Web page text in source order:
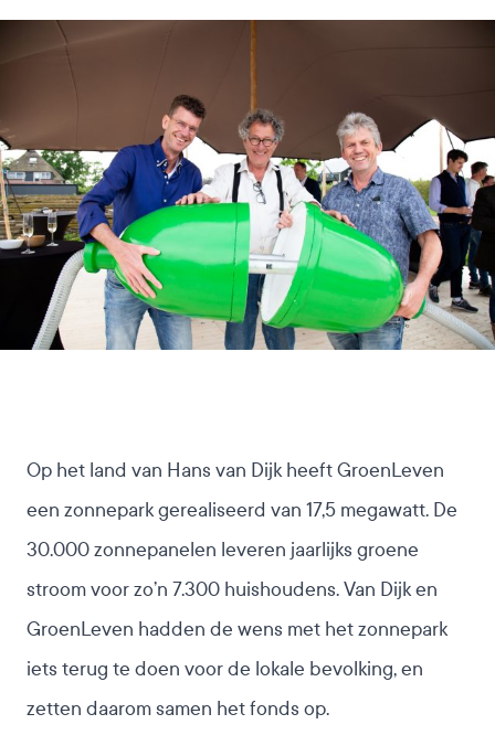
Op het land van Hans van Dijk heeft GroenLeven
een zonneparkgerealiseerd van 17,5 megawatt. De
30.000 zonnepanelen leveren jaarlijks groene
stroom voor zo’n 7.300 huishoudens. Van Dijk en
GroenLeven hadden de wens met het zonnepark
iets terug te doen voor de lokale bevolking, en
zetten daarom samen het fonds op.